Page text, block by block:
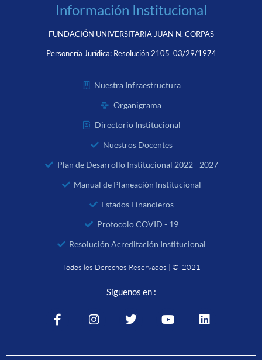
Información Institucional
FUNDACIÓN UNIVERSITARIA JUAN N. CORPAS
Personería Jurídica: Resolución 2105 03/29/1974
Nuestra Infraestructura
Organigrama
Directorio Institucional
Nuestros Docentes
Plan de Desarrollo Institucional 2022 - 2027
Manual de Planeación Institucional
Estados Financieros
Protocolo COVID - 19
Resolución Acreditación Institucional
Todos los Derechos Reservados | © 2021
Síguenos en :